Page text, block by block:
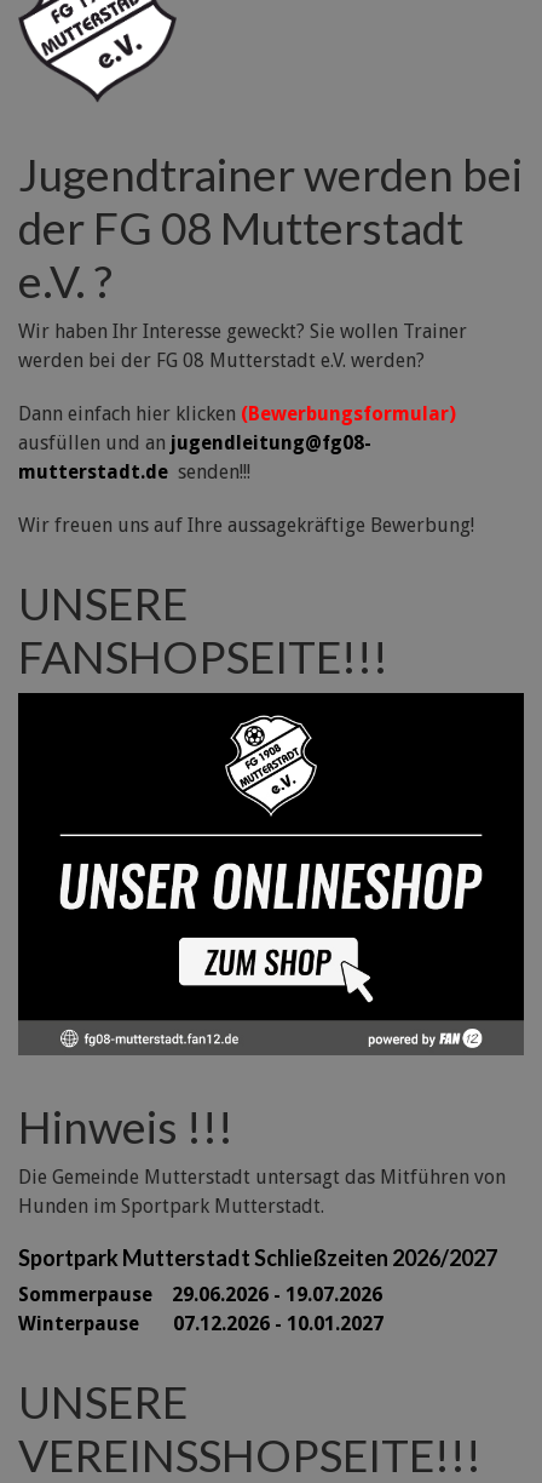
Jugendtrainer werden bei
der FG 08 Mutterstadt
e.V. ?
Wir haben Ihr Interesse geweckt? Sie wollen Trainer
werden bei der FG 08 Mutterstadt e.V. werden?
Dann einfach hier klicken (Bewerbungsformular)
ausfüllen und an jugendleitung@fg08-
mutterstadt.de senden!!!
Wir freuen uns auf Ihre aussagekräftige Bewerbung!
UNSERE
FANSHOPSEITE!!!
Hinweis !!!
Die Gemeinde Mutterstadt untersagt das Mitführen von
Hunden im Sportpark Mutterstadt.
Sportpark Mutterstadt Schließzeiten 2026/2027
Sommerpause 29.06.2026 - 19.07.2026
Winterpause 07.12.2026 - 10.01.2027
UNSERE
VEREINSSHOPSEITE!!!